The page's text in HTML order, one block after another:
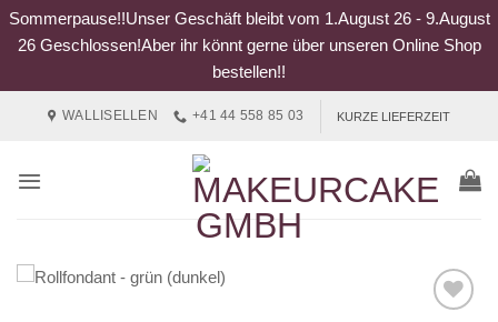
Sommerpause!!Unser Geschäft bleibt vom 1.August 26 - 9.August
26 Geschlossen!Aber ihr könnt gerne über unseren Online Shop
bestellen!!
WALLISELLEN +41 44 558 85 03 KURZE LIEFERZEIT